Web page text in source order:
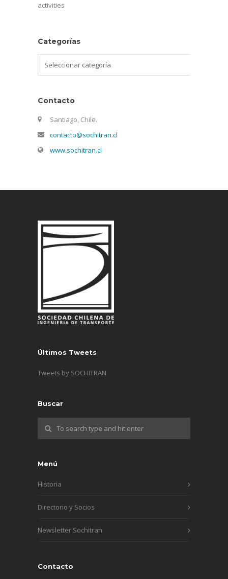
activities
Categorías
Contacto
Santiago, Chile.
contacto@sochitran.cl
www.sochitran.cl
Últimos Tweets
Tweets by SOCHITRAN
Buscar
Menú
Historia
Directorio y Socios
Newsletter Sochitran
Contacto